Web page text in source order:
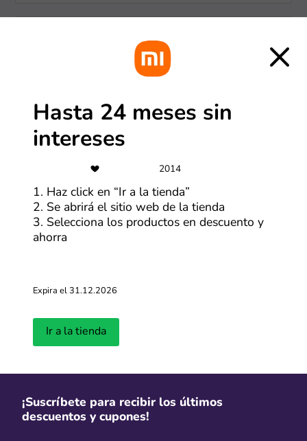
-50%
Especial de marcas: Ofertas de
hasta 50% OFF
Más cupones de Tiendamia
-5%
Regístrate y obtén un cupón de 5%
Más cupones de HP
Ofertas SHEIN de hasta 70% OFF
Más cupones de SHEIN
S/2
Personaliza tus productos desde
S/2
Hasta 24 meses sin
intereses
2014
1. Haz click en “Ir a la tienda”
2. Se abrirá el sitio web de la tienda
3. Selecciona los productos en descuento y
ahorra
Expira el 31.12.2026
Ir a la tienda
¡Suscríbete para recibir los últimos
descuentos y cupones!